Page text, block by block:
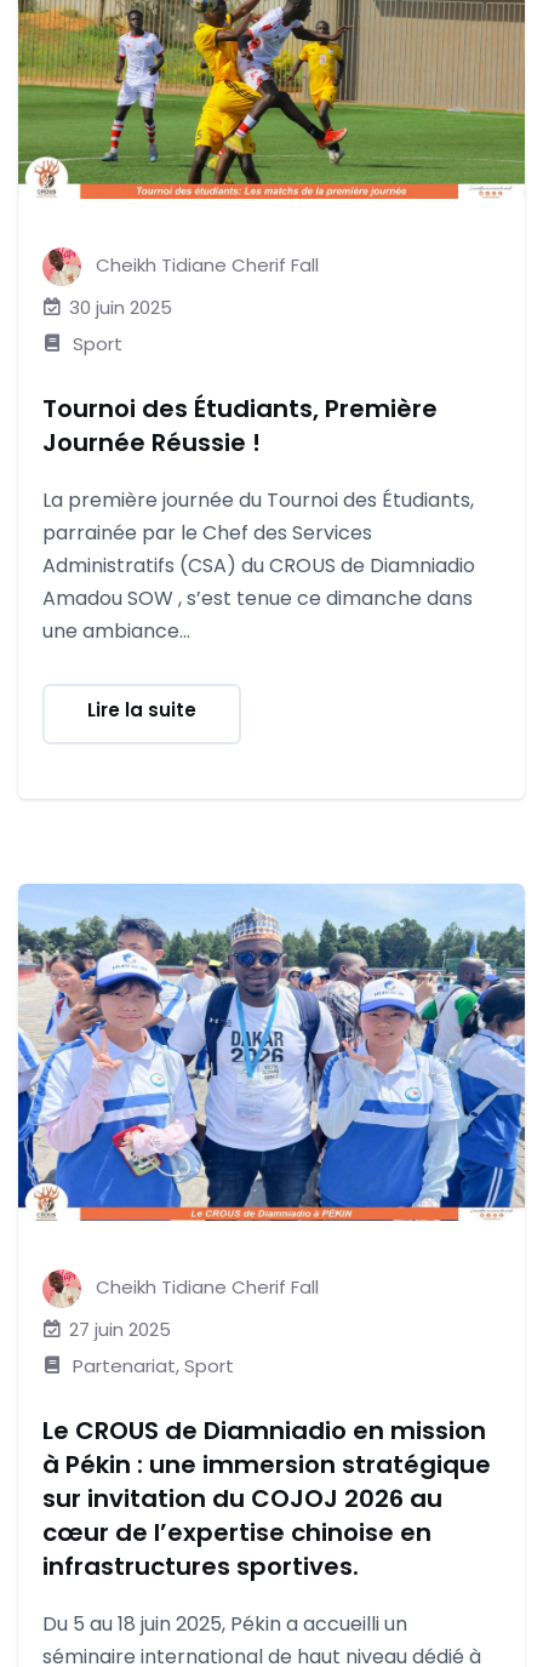
Cheikh Tidiane Cherif Fall
30 juin 2025
Sport
Tournoi des Étudiants, Première
Journée Réussie !
La première journée du Tournoi des Étudiants,
parrainée par le Chef des Services
Administratifs (CSA) du CROUS de Diamniadio
Amadou SOW , s’est tenue ce dimanche dans
une ambiance...
Lire la suite
Cheikh Tidiane Cherif Fall
27 juin 2025
Partenariat,Sport
Le CROUS de Diamniadio en mission
à Pékin : une immersion stratégique
sur invitation du COJOJ 2026 au
cœur de l’expertise chinoise en
infrastructures sportives.
Du 5 au 18 juin 2025, Pékin a accueilli un
séminaire international de haut niveau dédié à